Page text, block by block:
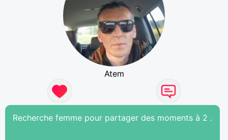
Atem
Recherche femme pour partager des moments à 2 .